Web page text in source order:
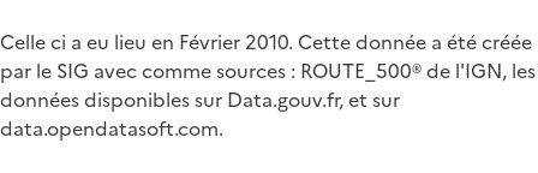
Celle ci a eu lieu en Février 2010. Cette donnée a été créée
par le SIG avec comme sources : ROUTE_500® de l'IGN, les
données disponibles sur Data.gouv.fr, et sur
data.opendatasoft.com.